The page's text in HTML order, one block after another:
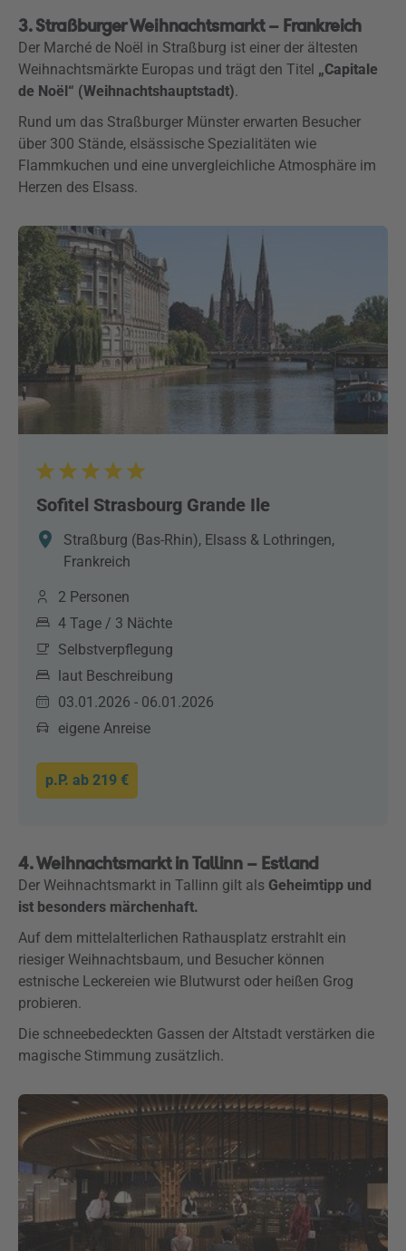
3. Straßburger Weihnachtsmarkt – Frankreich
Der Marché de Noël in Straßburg ist einer der ältesten
Weihnachtsmärkte Europas und trägt den Titel „Capitale
de Noël“ (Weihnachtshauptstadt).
Rund um das Straßburger Münster erwarten Besucher
über 300 Stände, elsässische Spezialitäten wie
Flammkuchen und eine unvergleichliche Atmosphäre im
Herzen des Elsass.
Sofitel Strasbourg Grande Ile
Straßburg (Bas-Rhin), Elsass & Lothringen,
Frankreich
2 Personen
4 Tage / 3 Nächte
Selbstverpflegung
laut Beschreibung
03.01.2026 - 06.01.2026
eigene Anreise
p.P. ab 219 €
4. Weihnachtsmarkt in Tallinn – Estland
Der Weihnachtsmarkt in Tallinn gilt als Geheimtipp und
ist besonders märchenhaft.
Auf dem mittelalterlichen Rathausplatz erstrahlt ein
riesiger Weihnachtsbaum, und Besucher können
estnische Leckereien wie Blutwurst oder heißen Grog
probieren.
Die schneebedeckten Gassen der Altstadt verstärken die
magische Stimmung zusätzlich.